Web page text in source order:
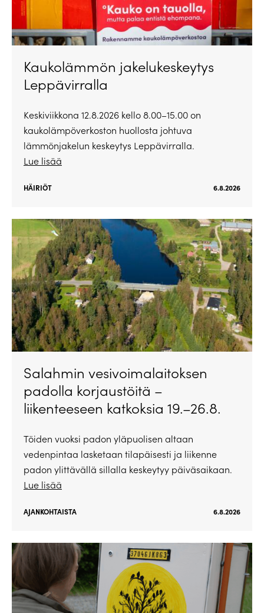
Kaukolämmön jakelukeskeytys
Leppävirralla
Keskiviikkona 12.8.2026 kello 8.00–15.00 on
kaukolämpöverkoston huollosta johtuva
lämmönjakelun keskeytys Leppävirralla.
Lue lisää
HÄIRIÖT 6.8.2026
Salahmin vesivoimalaitoksen
padolla korjaustöitä –
liikenteeseen katkoksia 19.–26.8.
Töiden vuoksi padon yläpuolisen altaan
vedenpintaa lasketaan tilapäisesti ja liikenne
padon ylittävällä sillalla keskeytyy päiväsaikaan.
Lue lisää
AJANKOHTAISTA 6.8.2026